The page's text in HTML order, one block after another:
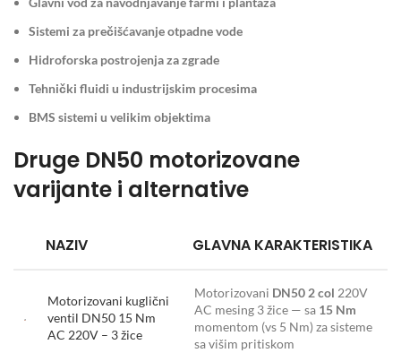
Sistemi za prečišćavanje otpadne vode
Hidroforska postrojenja za zgrade
Tehnički fluidi u industrijskim procesima
BMS sistemi u velikim objektima
Druge DN50 motorizovane
varijante i alternative
NAZIV GLAVNA KARAKTERISTIKA
Motorizovani kuglični
ventil DN50 15 Nm
AC 220V – 3 žice
Motorizovani DN50 2 col 220V
AC mesing 3 žice — sa 15 Nm
momentom (vs 5 Nm) za sisteme
sa višim pritiskom